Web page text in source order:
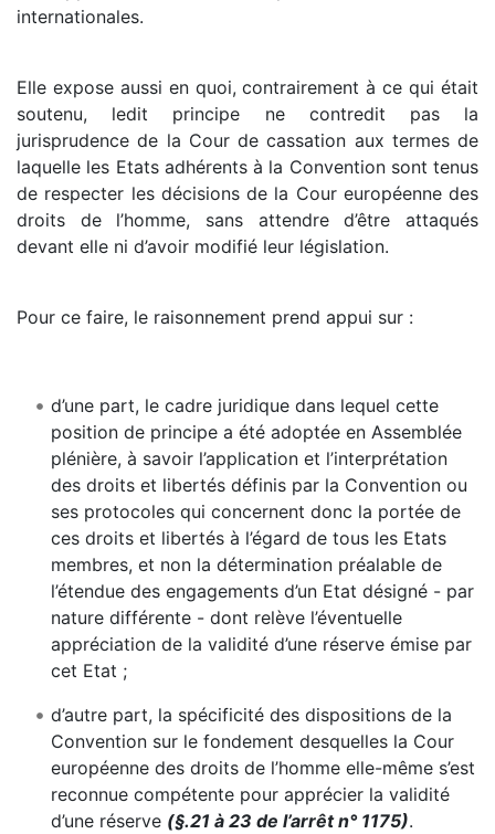
internationales.
Elle expose aussi en quoi, contrairement à ce qui était
soutenu, ledit principe ne contredit pas la
jurisprudence de la Cour de cassation aux termes de
laquelle les Etats adhérents à la Convention sont tenus
de respecter les décisions de la Cour européenne des
droits de l’homme, sans attendre d’être attaqués
devant elle ni d’avoir modifié leur législation.
Pour ce faire, le raisonnement prend appui sur :
d’une part, le cadre juridique dans lequel cette
position de principe a été adoptée en Assemblée
plénière, à savoir l’application et l’interprétation
des droits et libertés définis par la Convention ou
ses protocoles qui concernent donc la portée de
ces droits et libertés à l’égard de tous les Etats
membres, et non la détermination préalable de
l’étendue des engagements d’un Etat désigné - par
nature différente - dont relève l’éventuelle
appréciation de la validité d’une réserve émise par
cet Etat ;
d’autre part, la spécificité des dispositions de la
Convention sur le fondement desquelles la Cour
européenne des droits de l’homme elle-même s’est
reconnue compétente pour apprécier la validité
d’une réserve (§.21 à 23 de l’arrêt n° 1175).